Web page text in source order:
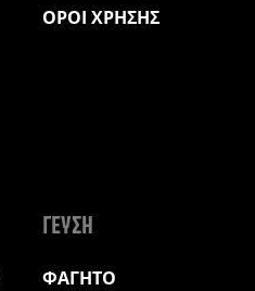
ΟΡΟΙ ΧΡΗΣΗΣ
ΓΕΥΣΗ
ΦΑΓΗΤΟ